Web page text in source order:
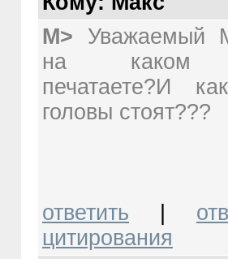
M> Уважаемый
на каком
печатаете?И
головы стоят???
ответить
цитирования